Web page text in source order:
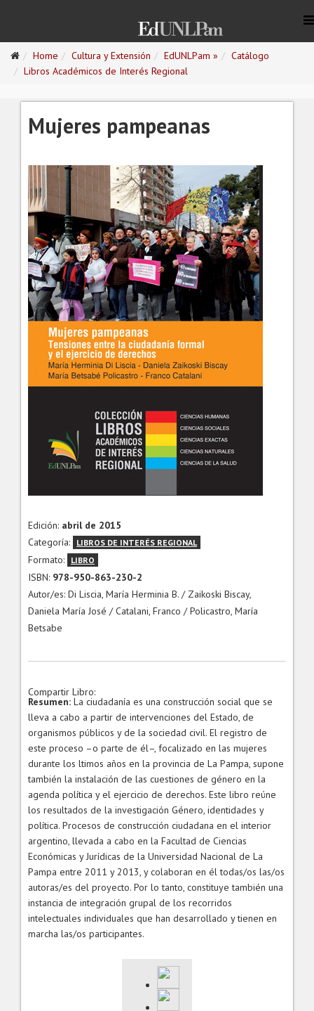
Home Cultura y Extensión EdUNLPam »
Catálogo
Libros Académicos de Interés Regional
Mujeres pampeanas
Edición: abril de 2015
Categoría:
LIBROS DE INTERÉS REGIONAL
Formato: LIBRO
ISBN: 978-950-863-230-2
Autor/es: Di Liscia, María Herminia B. / Zaikoski Biscay,
Daniela María José / Catalani, Franco / Policastro, María
Betsabe
Compartir Libro:
Resumen: La ciudadanía es una construcción social que se
lleva a cabo a partir de intervenciones del Estado, de
organismos públicos y de la sociedad civil. El registro de
este proceso –o parte de él–, focalizado en las mujeres
durante los ltimos años en la provincia de La Pampa, supone
también la instalación de las cuestiones de género en la
agenda política y el ejercicio de derechos. Este libro reúne
los resultados de la investigación Género, identidades y
política. Procesos de construcción ciudadana en el interior
argentino, llevada a cabo en la Facultad de Ciencias
Económicas y Jurídicas de la Universidad Nacional de La
Pampa entre 2011 y 2013, y colaboran en él todas/os las/os
autoras/es del proyecto. Por lo tanto, constituye también una
instancia de integración grupal de los recorridos
intelectuales individuales que han desarrollado y tienen en
marcha las/os participantes.